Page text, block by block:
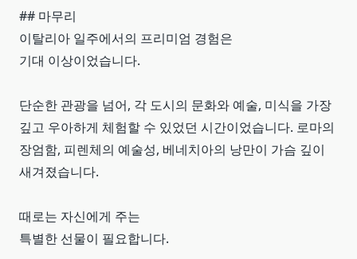
## 마무리
이탈리아 일주에서의 프리미엄 경험은
기대 이상이었습니다.
단순한 관광을 넘어, 각 도시의 문화와 예술, 미식을 가장
깊고 우아하게 체험할 수 있었던 시간이었습니다. 로마의
장엄함, 피렌체의 예술성, 베네치아의 낭만이 가슴 깊이
새겨졌습니다.
때로는 자신에게 주는
특별한 선물이 필요합니다.